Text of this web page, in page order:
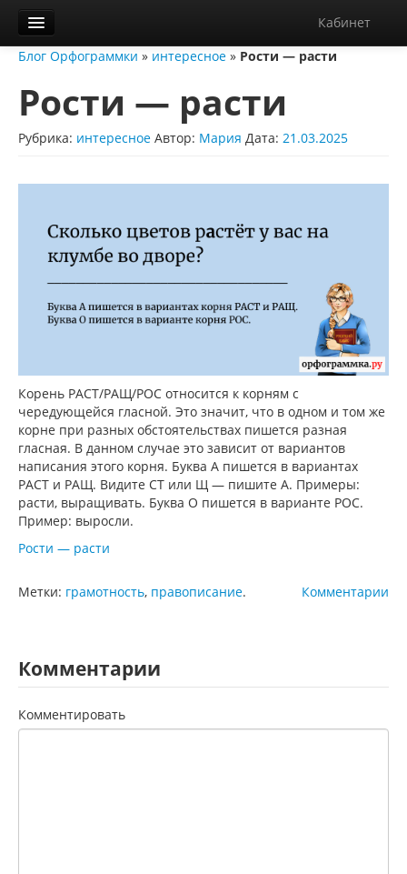
Кабинет
Орфограммка
Библиотека
Блог
Справка
Блог Орфограммки » интересное » Рости — расти
Рости — расти
Рубрика: интересное Автор: Мария Дата: 21.03.2025
Корень РАСТ/РАЩ/РОС относится к корням с
чередующейся гласной. Это значит, что в одном и том же
корне при разных обстоятельствах пишется разная
гласная. В данном случае это зависит от вариантов
написания этого корня. Буква А пишется в вариантах
РАСТ и РАЩ. Видите СТ или Щ — пишите А. Примеры:
расти, выращивать. Буква О пишется в варианте РОС.
Пример: выросли.
Рости — расти
Комментарии
Метки: грамотность, правописание.
Комментарии
Комментировать